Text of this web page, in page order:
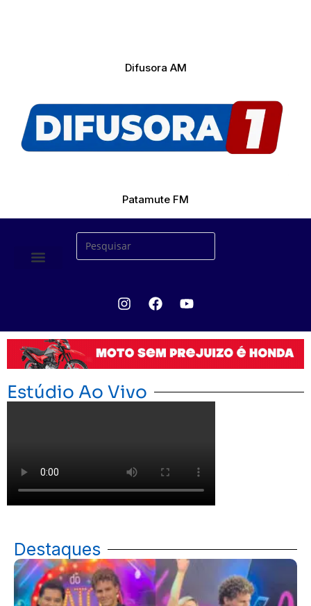
Difusora AM
Patamute FM
Estúdio Ao Vivo
Destaques